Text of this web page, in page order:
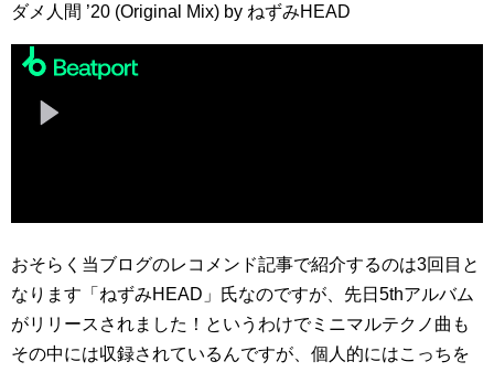
ダメ人間 ’20 (Original Mix) by ねずみHEAD
おそらく当ブログのレコメンド記事で紹介するのは3回目と
なります「ねずみHEAD」氏なのですが、先日5thアルバム
がリリースされました！というわけでミニマルテクノ曲も
その中には収録されているんですが、個人的にはこっちを